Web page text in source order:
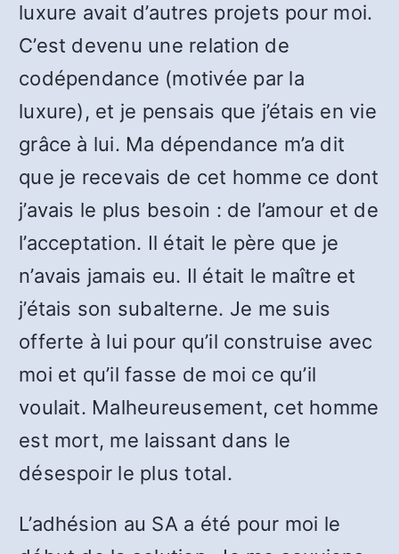
luxure avait d’autres projets pour moi.
C’est devenu une relation de
codépendance (motivée par la
luxure), et je pensais que j’étais en vie
grâce à lui. Ma dépendance m’a dit
que je recevais de cet homme ce dont
j’avais le plus besoin : de l’amour et de
l’acceptation. Il était le père que je
n’avais jamais eu. Il était le maître et
j’étais son subalterne. Je me suis
offerte à lui pour qu’il construise avec
moi et qu’il fasse de moi ce qu’il
voulait. Malheureusement, cet homme
est mort, me laissant dans le
désespoir le plus total.
L’adhésion au SA a été pour moi le